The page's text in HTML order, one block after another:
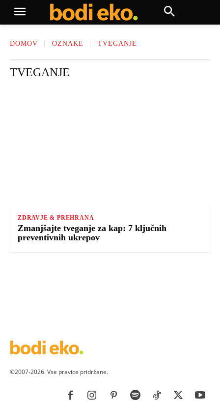
DOMOV OZNAKE TVEGANJE
TVEGANJE
ZDRAVJE & PREHRANA
Zmanjšajte tveganje za kap: 7 ključnih
preventivnih ukrepov
©2007-2026. Vse pravice pridržane.